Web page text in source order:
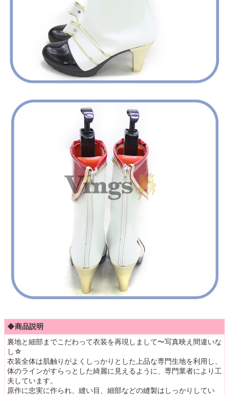
◆商品説明
裏地と細部までこだわって衣装を再現しまして〜写真映え間違いな
し☆
衣装全体は肌触りがよくしっかりとした上品な専門生地を利用し、
体のラインがすらっとした綺麗に見えるように、専門業者により工
夫しています。
原作に忠実に作られ、縫い目、細部などの縫製はしっかりしてい